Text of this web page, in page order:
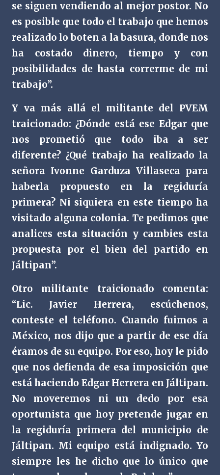
se siguen vendiendo al mejor postor. No
es posible que todo el trabajo que hemos
realizado lo boten a la basura, donde nos
ha costado dinero, tiempo y con
posibilidades de hasta correrme de mi
trabajo”.
Y va más allá el militante del PVEM
traicionado: ¿Dónde está ese Edgar que
nos prometió que todo iba a ser
diferente? ¿Qué trabajo ha realizado la
señora Ivonne Garduza Villaseca para
haberla propuesto en la regiduría
primera? Ni siquiera en este tiempo ha
visitado alguna colonia. Te pedimos que
analices esta situación y cambies esta
propuesta por el bien del partido en
Jáltipan”.
Otro militante traicionado comenta:
“Lic. Javier Herrera, escúchenos,
conteste el teléfono. Cuando fuimos a
México, nos dijo que a partir de ese día
éramos de su equipo. Por eso, hoy le pido
que nos defienda de esa imposición que
está haciendo Edgar Herrera en Jáltipan.
No moveremos ni un dedo por esa
oportunista que hoy pretende jugar en
la regiduría primera del municipio de
Jáltipan. Mi equipo está indignado. Yo
siempre les he dicho que lo único que